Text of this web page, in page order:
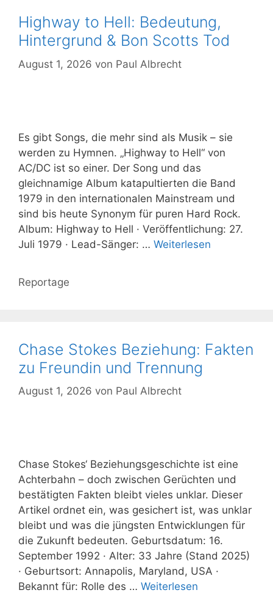
Highway to Hell: Bedeutung,
Hintergrund & Bon Scotts Tod
August 1, 2026 von Paul Albrecht
Es gibt Songs, die mehr sind als Musik – sie
werden zu Hymnen. „Highway to Hell“ von
AC/DC ist so einer. Der Song und das
gleichnamige Album katapultierten die Band
1979 in den internationalen Mainstream und
sind bis heute Synonym für puren Hard Rock.
Album: Highway to Hell · Veröffentlichung: 27.
Juli 1979 · Lead-Sänger: … Weiterlesen
Kategorien
Reportage
Chase Stokes Beziehung: Fakten
zu Freundin und Trennung
August 1, 2026 von Paul Albrecht
Chase Stokes‘ Beziehungsgeschichte ist eine
Achterbahn – doch zwischen Gerüchten und
bestätigten Fakten bleibt vieles unklar. Dieser
Artikel ordnet ein, was gesichert ist, was unklar
bleibt und was die jüngsten Entwicklungen für
die Zukunft bedeuten. Geburtsdatum: 16.
September 1992 · Alter: 33 Jahre (Stand 2025)
· Geburtsort: Annapolis, Maryland, USA ·
Bekannt für: Rolle des … Weiterlesen